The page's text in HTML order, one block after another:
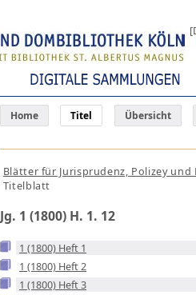
Home Titel Übersicht
Blätter für Jurisprudenz, Polizey
Titelblatt
Jg. 1 (1800) H. 1. 12
1 (1800) Heft 1
1 (1800) Heft 2
1 (1800) Heft 3